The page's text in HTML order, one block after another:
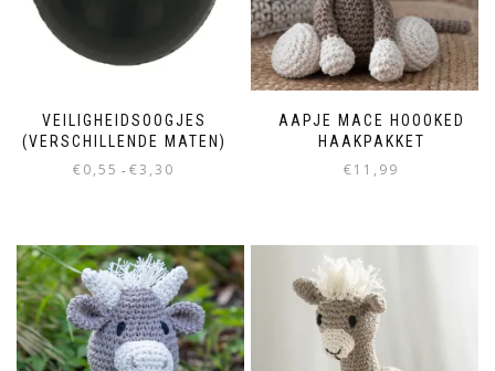
VEILIGHEIDSOOGJES
(VERSCHILLENDE MATEN)
€0,55 - €3,30
AAPJE MACE HOOOKED
HAAKPAKKET
€11,99